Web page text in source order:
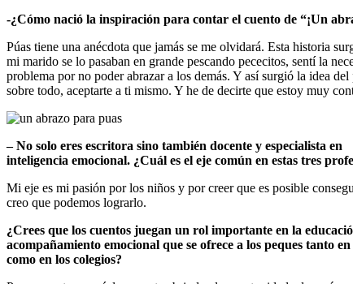
-¿Cómo nació la inspiración para contar el cuento de “¡Un
Púas tiene una anécdota que jamás se me olvidará. Esta historia
mi marido se lo pasaban en grande pescando pececitos, sentí la
problema por no poder abrazar a los demás. Y así surgió la idea
sobre todo, aceptarte a ti mismo. Y he de decirte que estoy muy
– No solo eres escritora sino también docente y especialista en
inteligencia emocional. ¿Cuál es el eje común en estas tres
Mi eje es mi pasión por los niños y por creer que es posible
creo que podemos lograrlo.
¿Crees que los cuentos juegan un rol importante en la
acompañamiento emocional que se ofrece a los peques tanto
como en los colegios?